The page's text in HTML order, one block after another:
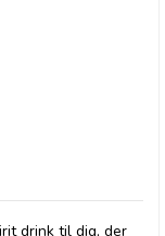
drink til dig, der